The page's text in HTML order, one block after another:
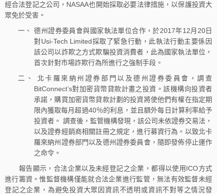
經合法登記之公司，NASAA也開始採取必要法律措施，以保護投資大
眾免於受害。
一、 德州證券委員會與國家執法單位合作，於2017年12月20日
對Usi-Tech Limited採取了緊急行動，此執法行動主要係因
該公司以詐欺之方式欺騙投資消費者，此為國家執法單位，
首次針對市場詐欺行為所進行之強制手段。
二、 北卡羅來納州證券部門以及德州證券委員會，調查
BitConnect’s對加密貨幣貸款計畫之投資。該機構向投資者
承諾，購買加密貨幣貸款計劃的投資將使他們有權在指定期
限內獲取每月超過40％的利息，並且額外每日計算利率給予
投資者。 調查後，監管機構發現，該公司未依證券交易法，
以及證券經銷商相關註冊之規定，進行募資行為。以致北卡
羅來納州證券部門以及德州證券委員會，隨即發佈停止運作
之命令。
報告顯示，合法企業以及未經登記之企業，都得以使用ICO方式
進行籌資。惟監督機構僅能就合法企業進行監管，無法有效監督未經
登記之企業，為避免投資大眾因資訊不透明或資訊不對等之情況發